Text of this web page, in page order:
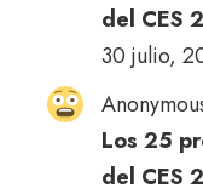
del CES
30 julio,
Los 25
del CES